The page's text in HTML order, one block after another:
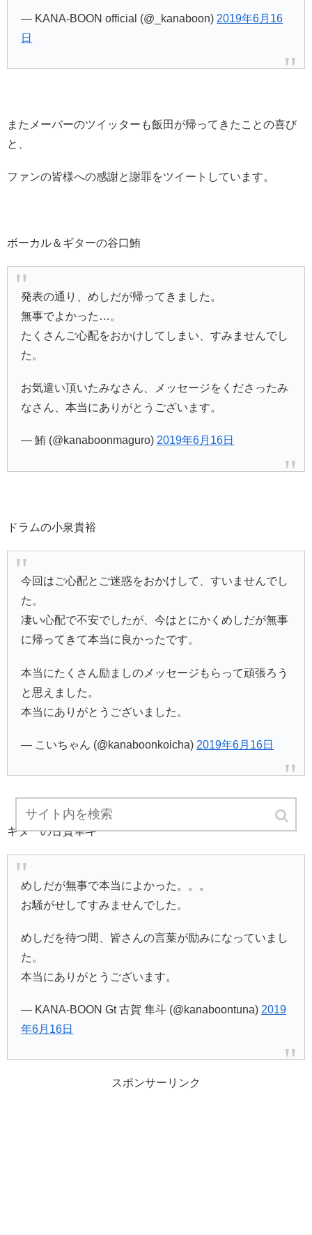
— KANA-BOON official (@_kanaboon) 2019年6月16
日
またメーバーのツイッターも飯田が帰ってきたことの喜び
と、
ファンの皆様への感謝と謝罪をツイートしています。
ボーカル＆ギターの谷口鮪
発表の通り、めしだが帰ってきました。
無事でよかった…。
たくさんご心配をおかけしてしまい、すみませんでし
た。
お気遣い頂いたみなさん、メッセージをくださったみ
なさん、本当にありがとうございます。
— 鮪 (@kanaboonmaguro) 2019年6月16日
ドラムの小泉貴裕
今回はご心配とご迷惑をおかけして、すいませんでし
た。
凄い心配で不安でしたが、今はとにかくめしだが無事
に帰ってきて本当に良かったです。
本当にたくさん励ましのメッセージもらって頑張ろう
と思えました。
本当にありがとうございました。
— こいちゃん (@kanaboonkoicha) 2019年6月16日
ギターの古賀隼斗
めしだが無事で本当によかった。。。
お騒がせしてすみませんでした。
めしだを待つ間、皆さんの言葉が励みになっていまし
た。
本当にありがとうございます。
— KANA-BOON Gt 古賀 隼斗 (@kanaboontuna) 2019
年6月16日
スポンサーリンク